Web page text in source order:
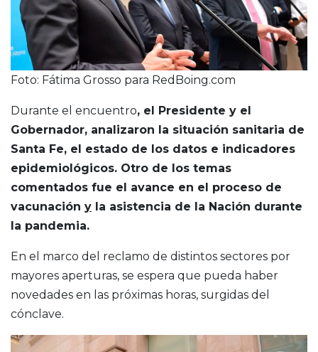
Foto: Fátima Grosso para RedBoing.com
Durante el encuentro, el Presidente y el
Gobernador, analizaron la situación sanitaria de
Santa Fe, el estado de los datos e indicadores
epidemiológicos. Otro de los temas
comentados fue el avance en el proceso de
vacunación y la asistencia de la Nación durante
la pandemia.
En el marco del reclamo de distintos sectores por
mayores aperturas, se espera que pueda haber
novedades en las próximas horas, surgidas del
cónclave.